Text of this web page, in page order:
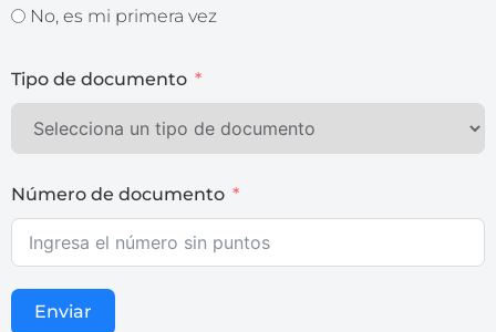
No, es mi primera vez
Tipo de documento
Número de documento
Enviar